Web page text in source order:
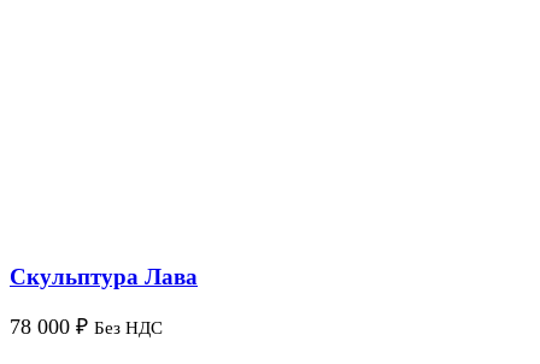
Скульптура Лава
78 000 ₽ Без НДС